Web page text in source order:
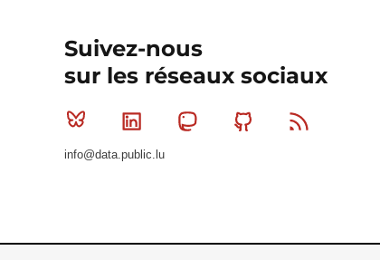
Suivez-nous
sur les réseaux sociaux
Bluesky Linkedin MastodonGithub
info@data.public.lu